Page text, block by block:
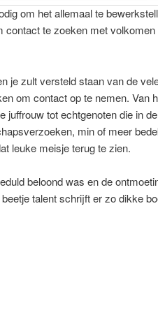
om het allemaal te
contact te zoeken met volkomen
je zult versteld staan van de
om contact op te nemen. Van
juffrouw tot echtgenoten die in
min of meer
leuke meisje terug te zien.
beloond was en de
talent schrijft er zo dikke